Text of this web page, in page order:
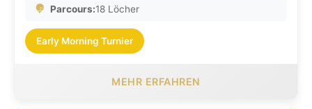
Parcours:18 Löcher
Early Morning Turnier
MEHR ERFAHREN